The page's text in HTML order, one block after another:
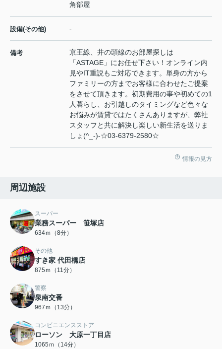
角部屋
設備(その他) -
備考
京王線、井の頭線のお部屋探しは
「ASTAGE」にお任せ下さい！オンライン内
見やIT重説もご対応できます。単身の方から
ファミリーの方までお客様に合わせたご提案
をさせて頂きます。初期費用の事や初めての1
人暮らし、お引越しのタイミングなど色々な
お悩みが賃貸ではたくさんありますが、弊社
スタッフと共に解決し楽しい新生活を送りま
しょ(^_-)-☆03-6379-2580☆
情報の見方
周辺施設
スーパー
業務スーパー 笹塚店
634ｍ（8分）
その他
すき家 代田橋店
875ｍ（11分）
警察
泉南交番
967ｍ（13分）
コンビニエンスストア
ローソン 大原一丁目店
1065ｍ（14分）